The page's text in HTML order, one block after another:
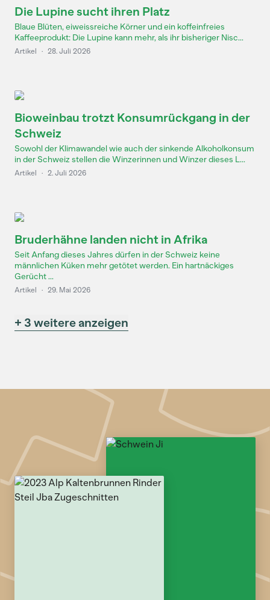
Die Lupine sucht ihren Platz
Blaue Blüten, eiweissreiche Körner und ein koffeinfreies
Kaffeeprodukt: Die Lupine kann mehr, als ihr bisheriger Nisc...
Artikel · 28. Juli 2026
Bioweinbau trotzt Konsumrückgang in der
Schweiz
Sowohl der Klimawandel wie auch der sinkende Alkoholkonsum
in der Schweiz stellen die Winzerinnen und Winzer dieses L...
Artikel · 2. Juli 2026
Bruderhähne landen nicht in Afrika
Seit Anfang dieses Jahres dürfen in der Schweiz keine
männlichen Küken mehr getötet werden. Ein hartnäckiges
Gerücht ...
Artikel · 29. Mai 2026
+ 3 weitere anzeigen